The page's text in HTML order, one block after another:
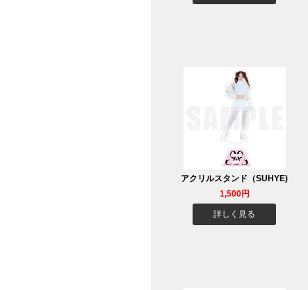
アクリルスタンド（SUHYE)
1,500円
詳しく見る